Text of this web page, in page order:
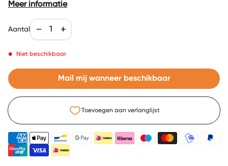
Meer informatie
Aantal
Aantal verlagen voor
remove
Verhoog de aantal voor
add
• Niet beschikbaar
Mail mij wanneer beschikbaar
Toevoegen aan verlanglijst